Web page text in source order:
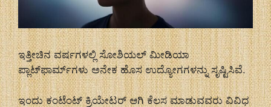
ಇತ್ತೀಚಿನ ವರ್ಷಗಳಲ್ಲಿ ಸೋಶಿಯಲ್ ಮೀಡಿಯಾ
ಪ್ಲಾಟ್‌ಫಾರ್ಮ್‌ಗಳು ಅನೇಕ ಹೊಸ ಉದ್ಯೋಗಗಳನ್ನು ಸೃಷ್ಟಿಸಿವೆ.
ಇಂದು ಕಂಟೆಂಟ್ ಕ್ರಿಯೇಟರ್ ಆಗಿ ಕೆಲಸ ಮಾಡುವವರು ವಿವಿಧ